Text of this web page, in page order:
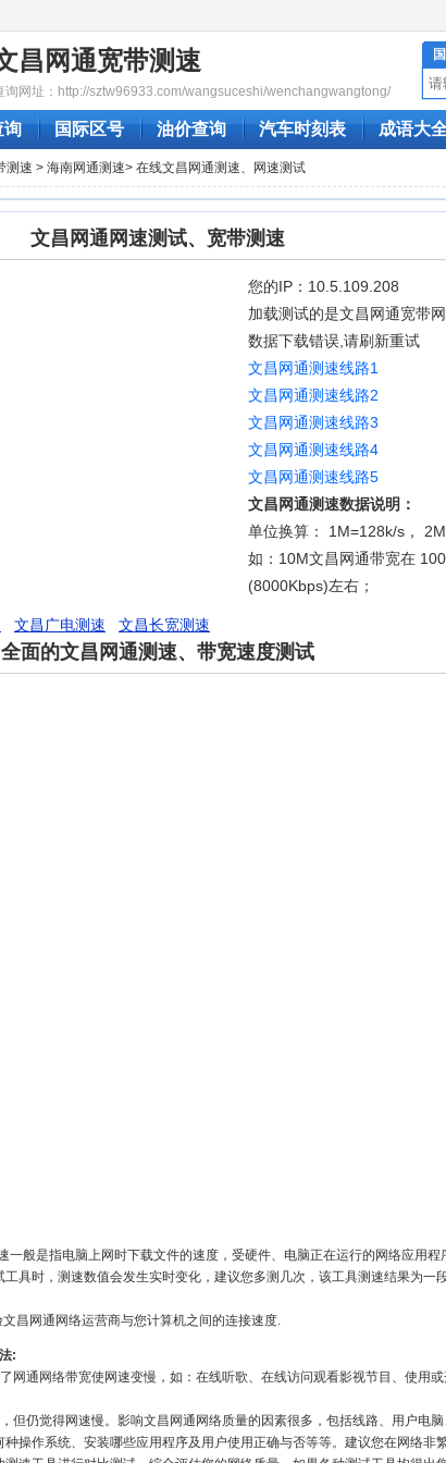
昌网通宽带测速
询网址：http://sztw96933.com/wangsuceshi/wenchangwangtong/
询 国际区号 油价查询 汽车时刻表 成语大
测速 > 海南网通测速> 在线文昌网通测速、网速测试
文昌网通网速测试、宽带测速
您的IP：10.5.109.208
加载测试的是文昌网通宽带
数据下载错误,请刷新重试
文昌网通测速线路1
文昌网通测速线路2
文昌网通测速线路3
文昌网通测速线路4
文昌网通测速线路5
文昌网通测速数据说明：
单位换算： 1M=128k/s，
如：10M文昌网通带宽在
(8000Kbps)左右；
文昌广电测速 文昌长宽测速
全面的文昌网通测速、带宽速度测试
一般是指电脑上网时下载文件的速度，受硬件、电脑正在运行的网络应用程
具时，测速数值会发生实时变化，建议您多测几次，该工具测速结果为一
昌网通网络运营商与您计算机之间的连接速度.
:
网通网络带宽使网速变慢，如：在线听歌、在线访问观看影视节目、使用
但仍觉得网速慢。影响文昌网通网络质量的因素很多，包括线路、用户电
操作系统、安装哪些应用程序及用户使用正确与否等等。建议您在网络非